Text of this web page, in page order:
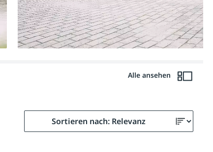
Alle ansehen